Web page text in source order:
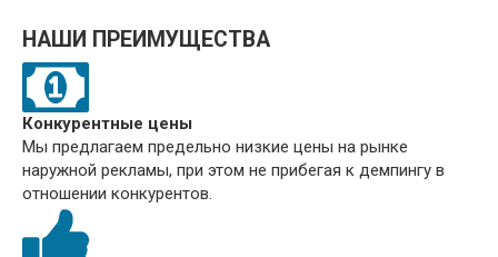
НАШИ ПРЕИМУЩЕСТВА
Конкурентные цены
Мы предлагаем предельно низкие цены на рынке
наружной рекламы, при этом не прибегая к демпингу в
отношении конкурентов.